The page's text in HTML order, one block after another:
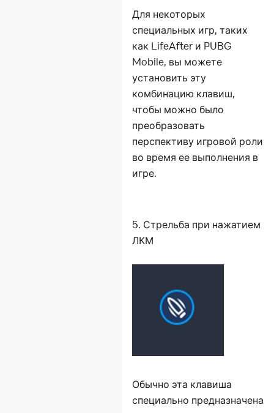
Для некоторых
специальных игр, таких
как LifeAfter и PUBG
Mobile, вы можете
установить эту
комбинацию клавиш,
чтобы можно было
преобразовать
перспективу игровой роли
во время ее выполнения в
игре.
5. Стрельба при нажатием
ЛКМ
Обычно эта клавиша
специально предназначена